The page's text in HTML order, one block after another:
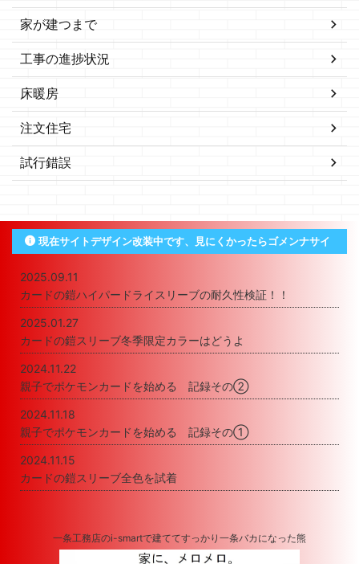
家が建つまで
工事の進捗状況
床暖房
注文住宅
試行錯誤
現在サイトデザイン改装中です、見にくかったらゴメンナサイ
2025.09.11
カードの鎧ハイパードライスリーブの耐久性検証！！
2025.01.27
カードの鎧スリーブ冬季限定カラーはどうよ
2024.11.22
親子でポケモンカードを始める 記録その②
2024.11.18
親子でポケモンカードを始める 記録その①
2024.11.15
カードの鎧スリーブ全色を試着
一条工務店のi-smartで建ててすっかり一条バカになった熊